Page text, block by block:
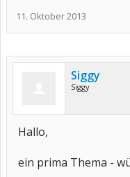
11. Oktober 2013
Siggy
Siggy
Hallo,
ein prima Thema -